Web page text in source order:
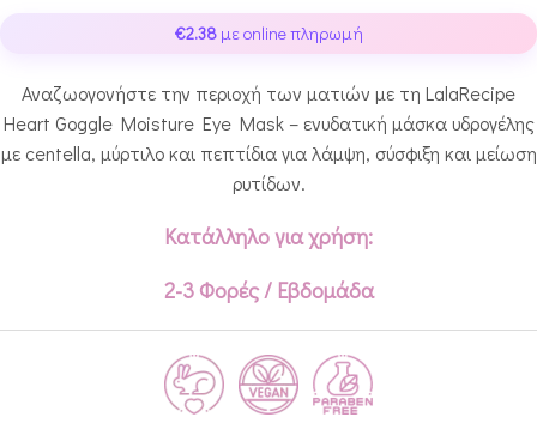
€2.38με online πληρωμή
Αναζωογονήστε την περιοχή των ματιών με τη LalaRecipe
Heart Goggle Moisture Eye Mask – ενυδατική μάσκα υδρογέλης
με centella, μύρτιλο και πεπτίδια για λάμψη, σύσφιξη και μείωση
ρυτίδων.
Κατάλληλο για χρήση:
2-3 Φορές / Εβδομάδα